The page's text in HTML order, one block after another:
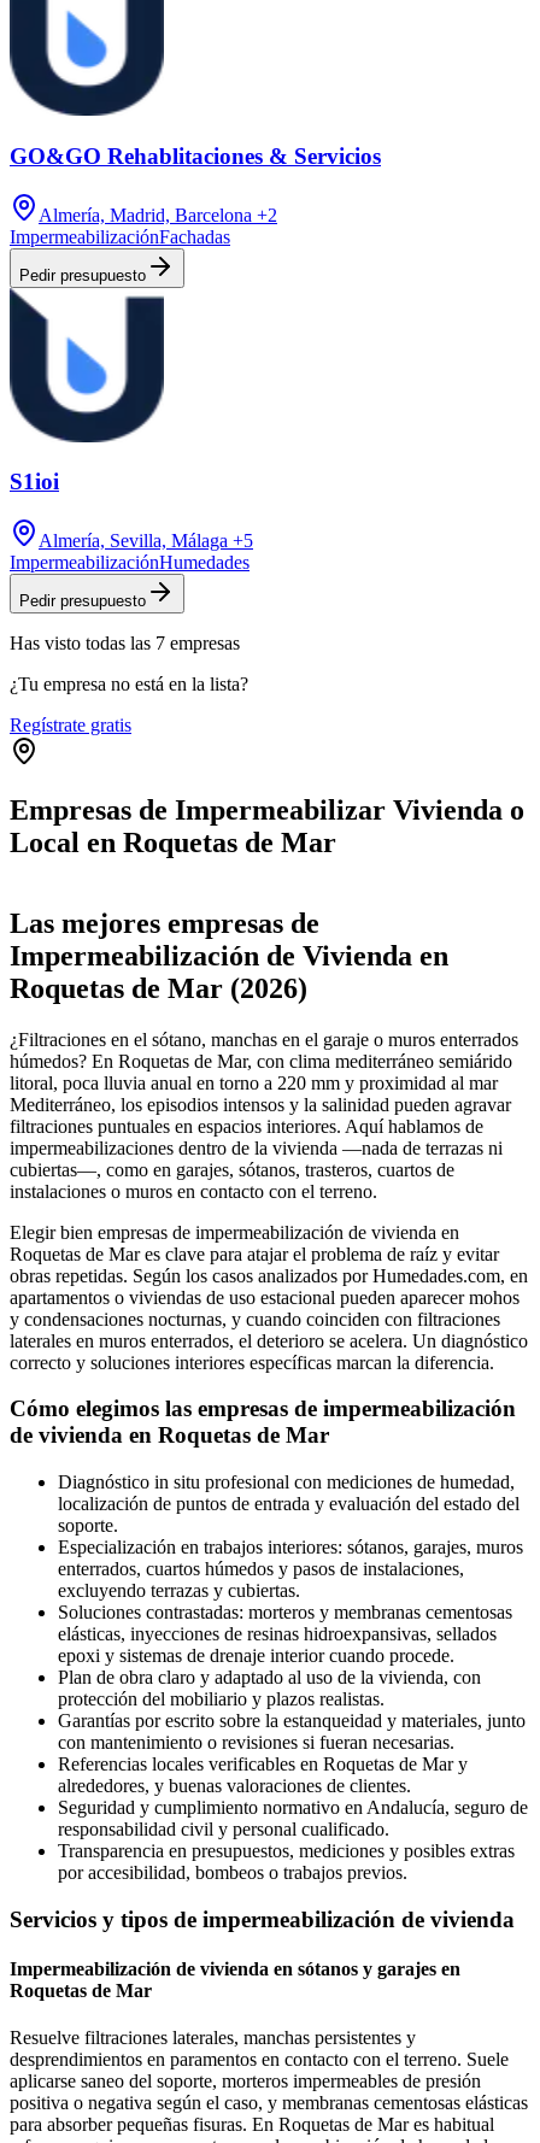
GO&GO Rehablitaciones & Servicios
Almería, Madrid, Barcelona +2
ImpermeabilizaciónFachadas
Pedir presupuesto
S1ioi
Almería, Sevilla, Málaga +5
ImpermeabilizaciónHumedades
Pedir presupuesto
Has visto todas las 7 empresas
¿Tu empresa no está en la lista?
Regístrate gratis
Empresas de Impermeabilizar Vivienda o
Local en Roquetas de Mar
+
−
Las mejores empresas de
Impermeabilización de Vivienda en
Roquetas de Mar (2026)
¿Filtraciones en el sótano, manchas en el garaje o muros enterrados
húmedos? En Roquetas de Mar, con clima mediterráneo semiárido
litoral, poca lluvia anual en torno a 220 mm y proximidad al mar
Mediterráneo, los episodios intensos y la salinidad pueden agravar
filtraciones puntuales en espacios interiores. Aquí hablamos de
impermeabilizaciones dentro de la vivienda —nada de terrazas ni
cubiertas—, como en garajes, sótanos, trasteros, cuartos de
instalaciones o muros en contacto con el terreno.
Elegir bien empresas de impermeabilización de vivienda en
Roquetas de Mar es clave para atajar el problema de raíz y evitar
obras repetidas. Según los casos analizados por Humedades.com, en
apartamentos o viviendas de uso estacional pueden aparecer mohos
y condensaciones nocturnas, y cuando coinciden con filtraciones
laterales en muros enterrados, el deterioro se acelera. Un diagnóstico
correcto y soluciones interiores específicas marcan la diferencia.
Cómo elegimos las empresas de impermeabilización
de vivienda en Roquetas de Mar
Diagnóstico in situ profesional con mediciones de humedad,
localización de puntos de entrada y evaluación del estado del
soporte.
Especialización en trabajos interiores: sótanos, garajes, muros
enterrados, cuartos húmedos y pasos de instalaciones,
excluyendo terrazas y cubiertas.
Soluciones contrastadas: morteros y membranas cementosas
elásticas, inyecciones de resinas hidroexpansivas, sellados
epoxi y sistemas de drenaje interior cuando procede.
Plan de obra claro y adaptado al uso de la vivienda, con
protección del mobiliario y plazos realistas.
Garantías por escrito sobre la estanqueidad y materiales, junto
con mantenimiento o revisiones si fueran necesarias.
Referencias locales verificables en Roquetas de Mar y
alrededores, y buenas valoraciones de clientes.
Seguridad y cumplimiento normativo en Andalucía, seguro de
responsabilidad civil y personal cualificado.
Transparencia en presupuestos, mediciones y posibles extras
por accesibilidad, bombeos o trabajos previos.
Servicios y tipos de impermeabilización de vivienda
Impermeabilización de vivienda en sótanos y garajes en
Roquetas de Mar
Resuelve filtraciones laterales, manchas persistentes y
desprendimientos en paramentos en contacto con el terreno. Suele
aplicarse saneo del soporte, morteros impermeables de presión
positiva o negativa según el caso, y membranas cementosas elásticas
para absorber pequeñas fisuras. En Roquetas de Mar es habitual